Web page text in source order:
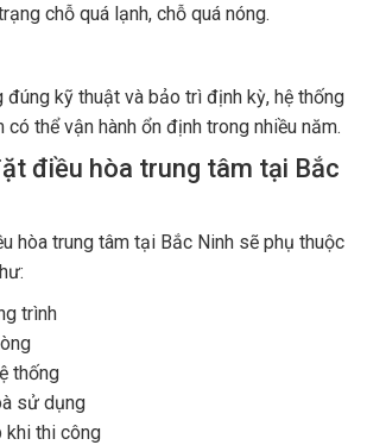
chỗ quá lạnh, chỗ quá nóng.
đúng kỹ thuật và bảo trì định kỳ, hệ thống
có thể vận hành ổn định trong nhiều năm.
điều hòa trung tâm tại Bắc
hòa trung tâm tại Bắc Ninh sẽ phụ thuộc
trình
thống
sử dụng
thi công